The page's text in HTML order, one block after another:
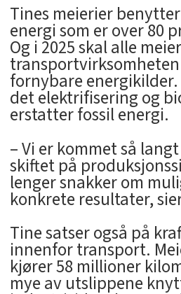
Tines meierier
energi som er over 80
Og i 2025 skal alle
fornybare energikilder.
det elektrifisering og
erstatter fossil energi.
– Vi er kommet så
skiftet på
lenger snakker om
konkrete resultater,
Tine satser også på
innenfor transport.
kjører 58 millioner
mye av utslippene